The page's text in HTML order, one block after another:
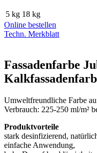
5 kg 18 kg
Online bestellen
Techn. Merkblatt
Fassadenfarbe
Umweltfreundliche Farbe
Verbrauch: 225-250 ml/m²
Produktvorteile
stark desinfizierend,
einfache Anwendung,